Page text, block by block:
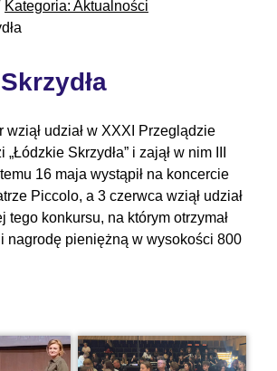
Kategoria: Aktualności
wziął udział w XXXI Przeglądzie
Skrzydła” i zajął w nim III
16 maja wystąpił na koncercie
Piccolo, a 3 czerwca wziął udział
tego konkursu, na którym otrzymał
nagrodę pieniężną w wysokości 800